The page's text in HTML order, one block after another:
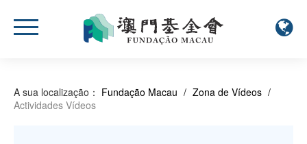
A sua localização： Fundação Macau / Zona de Vídeos /
Actividades Vídeos